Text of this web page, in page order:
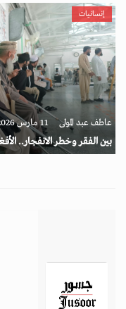
إنسانيات
عاطف عبد المولى 11 مارس 2026 - 11:19
بين الفقر وخطر الانفجار..